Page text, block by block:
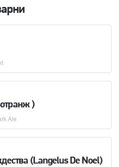
)
Ale
(Langelus De Noel)